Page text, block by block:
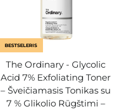
BESTSELERIS
The Ordinary - Glycolic
Acid 7% Exfoliating Toner
– Šveičiamasis Tonikas su
7 % Glikolio Rūgštimi –